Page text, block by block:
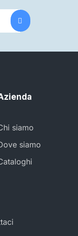
siamo
siamo